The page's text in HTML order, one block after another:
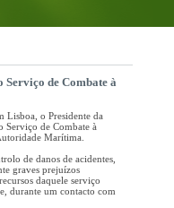
Serviço de Combate à
Lisboa, o Presidente da
Serviço de Combate à
Marítima.
de danos de acidentes,
graves prejuízos
daquele serviço
durante um contacto com